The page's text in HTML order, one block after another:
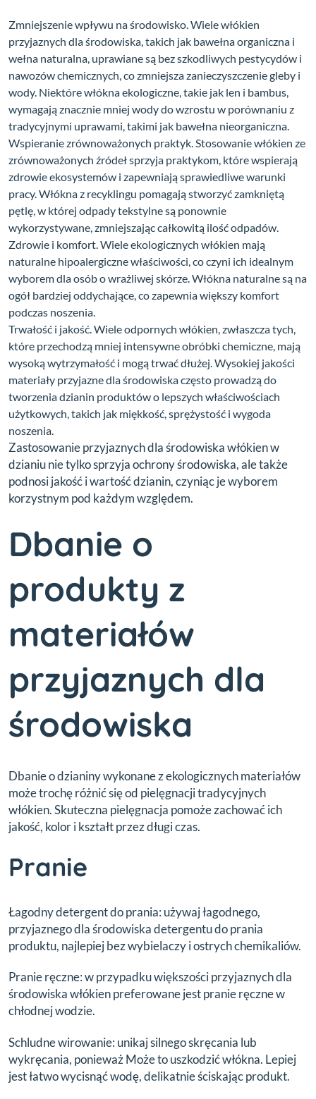
Zmniejszenie wpływu na środowisko. Wiele włókien
przyjaznych dla środowiska, takich jak bawełna organiczna i
wełna naturalna, uprawiane są bez szkodliwych pestycydów i
nawozów chemicznych, co zmniejsza zanieczyszczenie gleby i
wody. Niektóre włókna ekologiczne, takie jak len i bambus,
wymagają znacznie mniej wody do wzrostu w porównaniu z
tradycyjnymi uprawami, takimi jak bawełna nieorganiczna.
Wspieranie zrównoważonych praktyk. Stosowanie włókien ze
zrównoważonych źródeł sprzyja praktykom, które wspierają
zdrowie ekosystemów i zapewniają sprawiedliwe warunki
pracy. Włókna z recyklingu pomagają stworzyć zamkniętą
pętlę, w której odpady tekstylne są ponownie
wykorzystywane, zmniejszając całkowitą ilość odpadów.
Zdrowie i komfort. Wiele ekologicznych włókien mają
naturalne hipoalergiczne właściwości, co czyni ich idealnym
wyborem dla osób o wrażliwej skórze. Włókna naturalne są na
ogół bardziej oddychające, co zapewnia większy komfort
podczas noszenia.
Trwałość i jakość. Wiele odpornych włókien, zwłaszcza tych,
które przechodzą mniej intensywne obróbki chemiczne, mają
wysoką wytrzymałość i mogą trwać dłużej. Wysokiej jakości
materiały przyjazne dla środowiska często prowadzą do
tworzenia dzianin produktów o lepszych właściwościach
użytkowych, takich jak miękkość, sprężystość i wygoda
noszenia.
Zastosowanie przyjaznych dla środowiska włókien w
dzianiu nie tylko sprzyja ochrony środowiska, ale także
podnosi jakość i wartość dzianin, czyniąc je wyborem
korzystnym pod każdym względem.
Dbanie o
produkty z
materiałów
przyjaznych dla
środowiska
Dbanie o dzianiny wykonane z ekologicznych materiałów
może trochę różnić się od pielęgnacji tradycyjnych
włókien. Skuteczna pielęgnacja pomoże zachować ich
jakość, kolor i kształt przez długi czas.
Pranie
Łagodny detergent do prania: używaj łagodnego,
przyjaznego dla środowiska detergentu do prania
produktu, najlepiej bez wybielaczy i ostrych chemikaliów.
Pranie ręczne: w przypadku większości przyjaznych dla
środowiska włókien preferowane jest pranie ręczne w
chłodnej wodzie.
Schludne wirowanie: unikaj silnego skręcania lub
wykręcania, ponieważ Może to uszkodzić włókna. Lepiej
jest łatwo wycisnąć wodę, delikatnie ściskając produkt.